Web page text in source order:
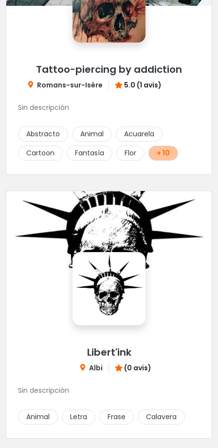
Tattoo-piercing by addiction
Romans-sur-Isère 5.0 (1 avis)
Sin descripción
Abstracto Animal
Acuarela
Cartoon
Fantasía Flor + 10
Libert'ink
Albi (0 avis)
Sin descripción
Animal Letra Frase Calavera